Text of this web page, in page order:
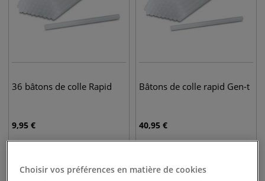
36 bâtons de colle Rapid
9,95 €
Bâtons de colle rapid Gen-t
40,95 €
Choisir vos préférences en matière de cookies